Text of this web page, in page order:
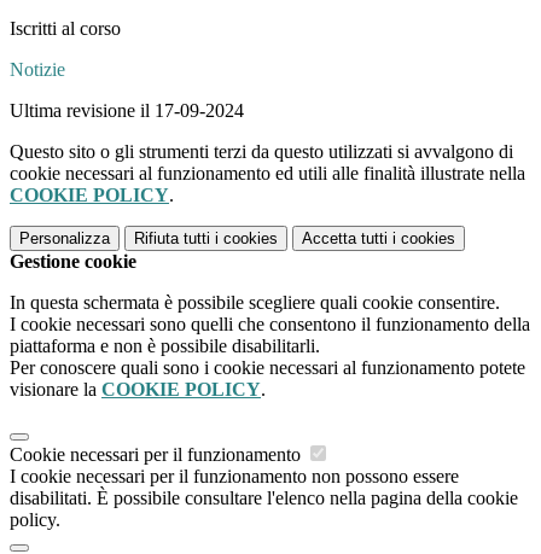
Iscritti al corso
Notizie
Ultima revisione il 17-09-2024
Questo sito o gli strumenti terzi da questo utilizzati si avvalgono di
cookie necessari al funzionamento ed utili alle finalità illustrate nella
COOKIE POLICY.
Personalizza Rifiuta tutti i cookies Accetta tutti i cookies
Gestione cookie
In questa schermata è possibile scegliere quali cookie consentire.
I cookie necessari sono quelli che consentono il funzionamento della
piattaforma e non è possibile disabilitarli.
Per conoscere quali sono i cookie necessari al funzionamento potete
visionare la COOKIE POLICY.
Cookie necessari per il funzionamento
I cookie necessari per il funzionamento non possono essere
disabilitati. È possibile consultare l'elenco nella pagina della cookie
policy.